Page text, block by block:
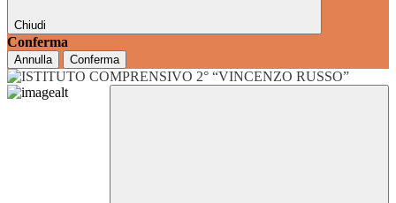
Chiudi
Conferma
Annulla Conferma